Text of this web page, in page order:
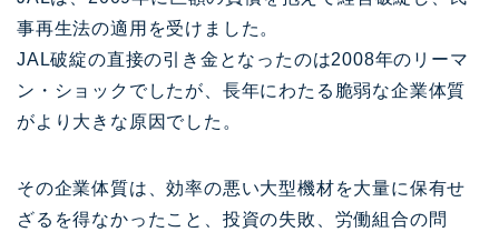
事再生法の適用を受けました。
JAL破綻の直接の引き金となったのは2008年のリーマ
ン・ショックでしたが、長年にわたる脆弱な企業体質
がより大きな原因でした。
その企業体質は、効率の悪い大型機材を大量に保有せ
ざるを得なかったこと、投資の失敗、労働組合の問